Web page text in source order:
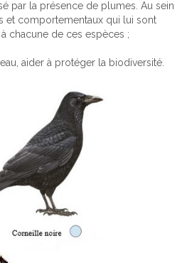
par la présence de plumes. Au sein
et comportementaux qui lui sont
chacune de ces espèces ;
aider à protéger la biodiversité.